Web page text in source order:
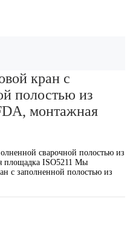
кран с
полостью из
монтажная
сварочной полостью из
площадка ISO5211 Мы
с заполненной полостью из